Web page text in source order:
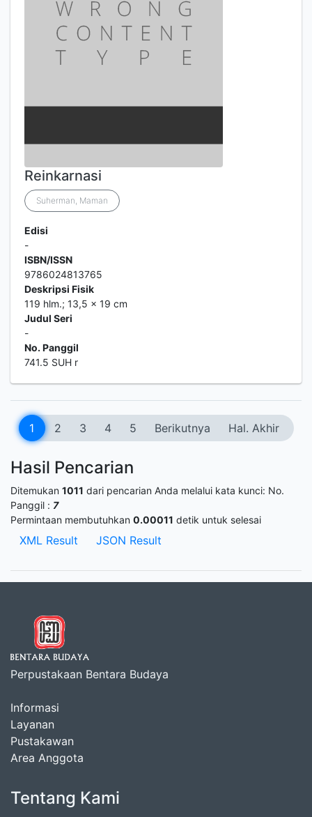
Reinkarnasi
Suherman, Maman
Edisi
-
ISBN/ISSN
9786024813765
Deskripsi Fisik
119 hlm.; 13,5 x 19 cm
Judul Seri
-
No. Panggil
741.5 SUH r
1 2 3 4 5 Berikutnya Hal. Akhir
Hasil Pencarian
Ditemukan 1011 dari pencarian Anda melalui kata kunci: No.
Panggil : 7
Permintaan membutuhkan 0.00011 detik untuk selesai
XML Result JSON Result
Perpustakaan Bentara Budaya
Informasi
Layanan
Pustakawan
Area Anggota
Tentang Kami